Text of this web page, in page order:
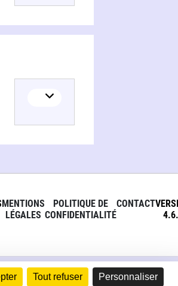
Tout refuser Personnaliser
MENTIONS
LÉGALES
POLITIQUE DE
CONFIDENTIALITÉ
CONTACT